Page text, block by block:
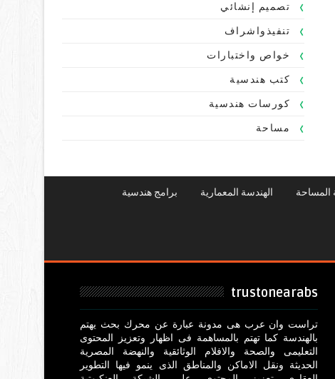
تصميم إنشائي
تنفيذواشراف
خواص واختبارات
كتب هندسية
كورسات هندسية
مساحة
المساحة الهندسة المعمارية برامج هندسية
trustonearabs
تراست وان عرب هى مدونة عبارة عن محرك بحث يهتم
بالهندسة كما تهتم بالمساهمة فى اظهار وتعزيز المحتوى
التعليمى والصحة والافلام الوثائقية والنهضة المصرية
الحديثة ونقل الاماكن والمناطق الذى ينمو فيها التطوير